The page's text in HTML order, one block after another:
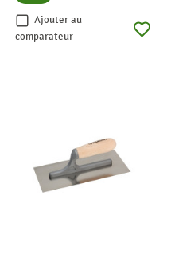
Ajouter au
comparateur